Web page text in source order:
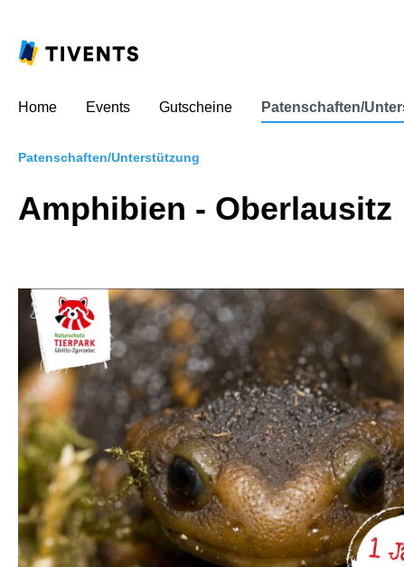
Home Events Gutscheine Patenschaften/
Patenschaften/Unterstützung
Amphibien - Oberlausitz